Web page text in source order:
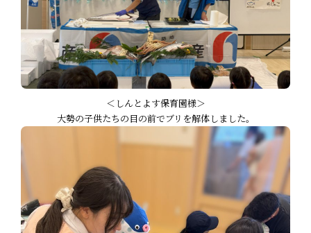
＜しんとよす保育園様＞
大勢の子供たちの目の前でブリを解体しました。